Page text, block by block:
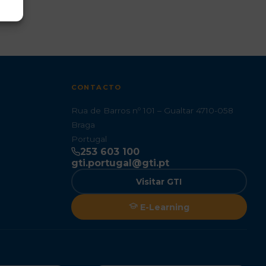
CONTACTO
Rua de Barros nº 101 – Gualtar 4710-058
Braga
Portugal
253 603 100
gti.portugal@gti.pt
Visitar GTI
E-Learning